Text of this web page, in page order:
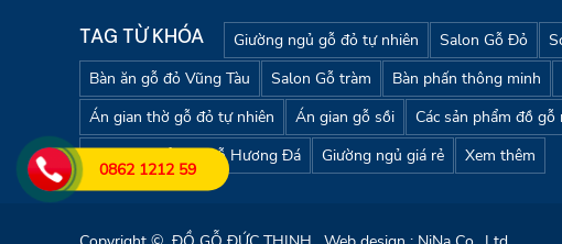
TAG TỪ KHÓA Giường ngủ gỗ đỏ tự nhiên Salon Gỗ Đỏ
Bàn ăn gỗ đỏ Vũng Tàu
Salon Gỗ tràm Bàn phấn thông minh
Án gian thờ gỗ đỏ tự nhiên
Án gian gỗ sồi Các sản phẩm đồ
Các sản phẩm từ gỗ Hương Đá
Giường ngủ giá rẻ Xem thêm
0862 1212 59